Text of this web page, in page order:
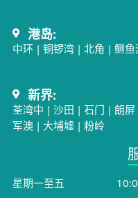
港岛:
中环| 铜锣湾| 北角 | 鲗鱼
新界:
荃湾中 | 沙田 | 石门 | 朗屏
军澳| 大埔墟 | 粉岭
星期一至五